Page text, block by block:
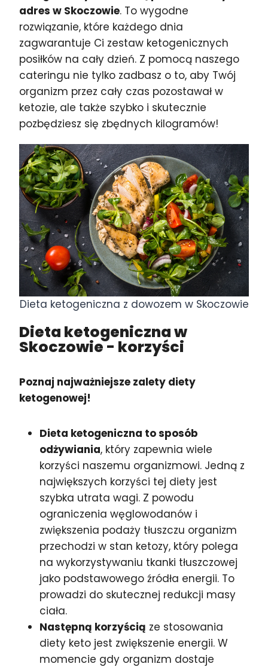
adres w Skoczowie. To wygodne
rozwiązanie, które każdego dnia
zagwarantuje Ci zestaw ketogenicznych
posiłków na cały dzień. Z pomocą naszego
cateringu nie tylko zadbasz o to, aby Twój
organizm przez cały czas pozostawał w
ketozie, ale także szybko i skutecznie
pozbędziesz się zbędnych kilogramów!
Dieta ketogeniczna z dowozem w Skoczowie
Dieta ketogeniczna w
Skoczowie- korzyści
Poznaj najważniejsze zalety diety
ketogenowej!
Dieta ketogeniczna to sposób
odżywiania, który zapewnia wiele
korzyści naszemu organizmowi. Jedną z
największych korzyści tej diety jest
szybka utrata wagi. Z powodu
ograniczenia węglowodanów i
zwiększenia podaży tłuszczu organizm
przechodzi w stan ketozy, który polega
na wykorzystywaniu tkanki tłuszczowej
jako podstawowego źródła energii. To
prowadzi do skutecznej redukcji masy
ciała.
Następną korzyścią ze stosowania
diety keto jest zwiększenie energii. W
momencie gdy organizm dostaje